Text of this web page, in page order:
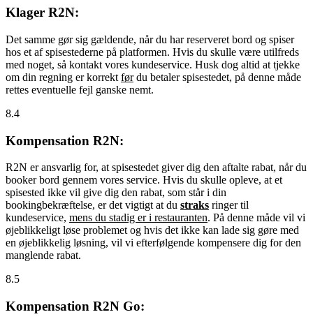
Klager R2N:
Det samme gør sig gældende, når du har reserveret bord og spiser
hos et af spisestederne på platformen. Hvis du skulle være utilfreds
med noget, så kontakt vores kundeservice. Husk dog altid at tjekke
om din regning er korrekt førdu betaler spisestedet, på denne måde
rettes eventuelle fejl ganske nemt.
8.4
Kompensation R2N:
R2N er ansvarlig for, at spisestedet giver dig den aftalte rabat, når du
booker bord gennem vores service. Hvis du skulle opleve, at et
spisested ikke vil give dig den rabat, som står i din
bookingbekræftelse, er det vigtigt at du straks ringer til
kundeservice, mens du stadig er i restauranten. På denne måde vil vi
øjeblikkeligt løse problemet og hvis det ikke kan lade sig gøre med
en øjeblikkelig løsning, vil vi efterfølgende kompensere dig for den
manglende rabat.
8.5
Kompensation R2N Go: